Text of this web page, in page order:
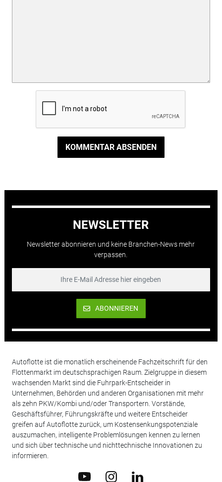
KOMMENTAR ABSENDEN
NEWSLETTER
Newsletter abonnieren und keine Branchen-News mehr
verpassen.
ABONNIEREN
Autoflotte ist die monatlich erscheinende Fachzeitschrift für den
Flottenmarkt im deutschsprachigen Raum. Zielgruppe in diesem
wachsenden Markt sind die Fuhrpark-Entscheider in
Unternehmen, Behörden und anderen Organisationen mit mehr
als zehn PKW/Kombi und/oder Transportern. Vorstände,
Geschäftsführer, Führungskräfte und weitere Entscheider
greifen auf Autoflotte zurück, um Kostensenkungspotenziale
auszumachen, intelligente Problemlösungen kennen zu lernen
und sich über technische und nichttechnische Innovationen zu
informieren.